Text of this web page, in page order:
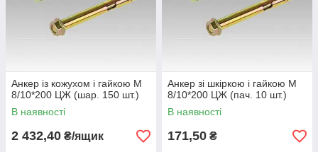
Анкер із кожухом і гайкою М
8/10*200 ЦЖ (шар. 150 шт.)
В наявності
2 432,40 ₴/ящик
Анкер зі шкіркою і гайкою М
8/10*200 ЦЖ (пач. 10 шт.)
В наявності
171,50 ₴